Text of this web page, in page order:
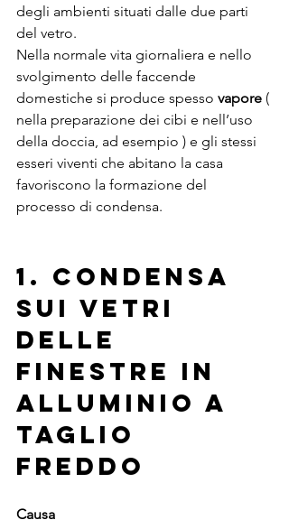
degli ambienti situati dalle due parti
del vetro.
Nella normale vita giornaliera e nello
svolgimento delle faccende
domestiche si produce spesso vapore (
nella preparazione dei cibi e nell’uso
della doccia, ad esempio ) e gli stessi
esseri viventi che abitano la casa
favoriscono la formazione del
processo di condensa.
1. Condensa
sui vetri
delle
Finestre in
Alluminio a
Taglio
Freddo
Causa